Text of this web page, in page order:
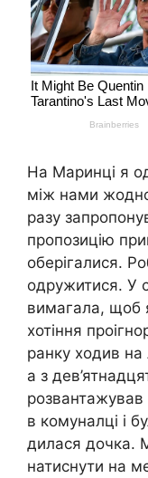
На Маринці я
між нами
разу
пропозицію
оберігалися.
одружитися. У
вимагала, щоб
хотіння
ранку ходив на
а з
розвантажував
в комуналці і
дилася дочка.
натиснути на